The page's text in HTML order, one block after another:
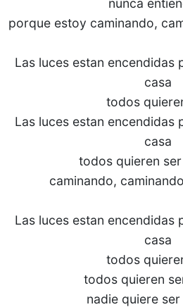
porque estoy caminando,
Las luces estan encendidas
casa
todos
Las luces estan encendidas
casa
todos quieren
caminando,
Las luces estan encendidas
casa
todos
todos quieren
nadie quiere